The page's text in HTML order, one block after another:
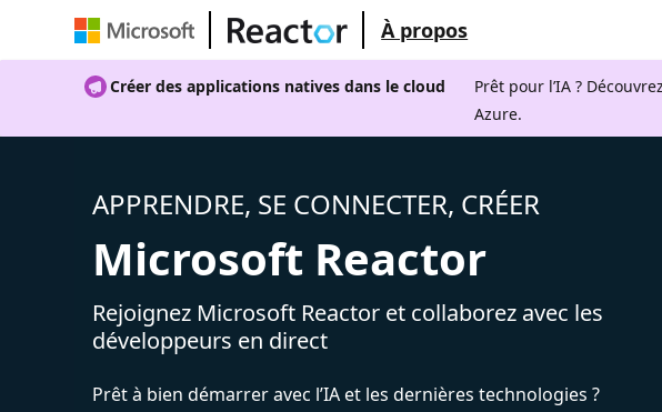
À propos
Créer des applications natives dans le cloud
Prêt pour l’IA ?
Azure.
APPRENDRE, SE CONNECTER, CRÉER
Microsoft Reactor
Rejoignez Microsoft Reactor et collaborez avec les
développeurs en direct
Prêt à bien démarrer avec l’IA et les dernières technologies ?